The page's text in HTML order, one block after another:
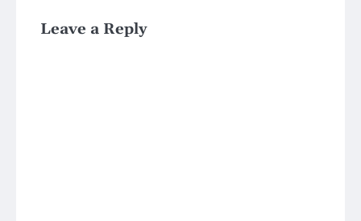
Leave a Reply